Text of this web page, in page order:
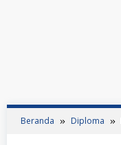
Beranda Diploma